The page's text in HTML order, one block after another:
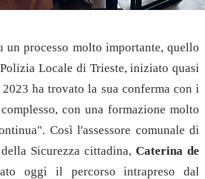
un processo molto importante, quello
Locale di Trieste, iniziato quasi
ha trovato la sua conferma con i
con una formazione molto
Così l'assessore comunale di
Sicurezza cittadina, Caterina de
oggi il percorso intrapreso dal